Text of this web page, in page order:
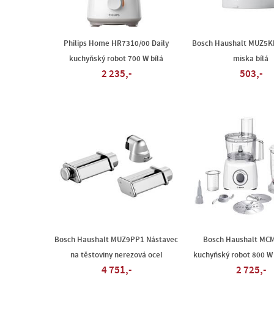
Philips Home HR7310/00 Daily
kuchyňský robot 700 W bílá
2 235,-
Bosch Haushalt
miska bílá
503,-
Bosch Haushalt MUZ9PP1 Nástavec
na těstoviny nerezová ocel
4 751,-
Bosch Haushalt
kuchyňský robot 800
2 725,-